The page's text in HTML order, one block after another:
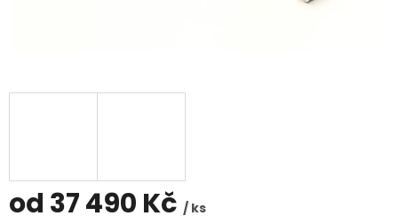
od 37 490 Kč / ks